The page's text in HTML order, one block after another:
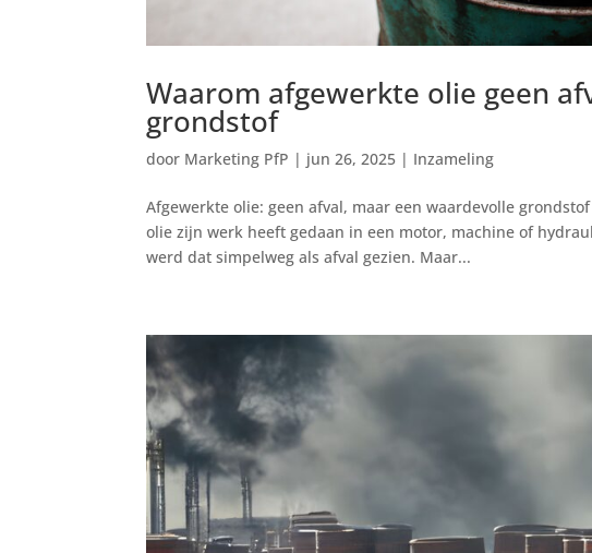
Waarom afgewerkte olie geen
grondstof
door Marketing PfP | jun 26, 2025 | Inzameling
Afgewerkte olie: geen afval, maar een waardevolle
olie zijn werk heeft gedaan in een motor, machine of
werd dat simpelweg als afval gezien. Maar...